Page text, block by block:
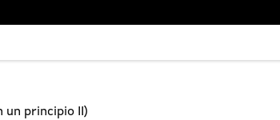
un principio II)